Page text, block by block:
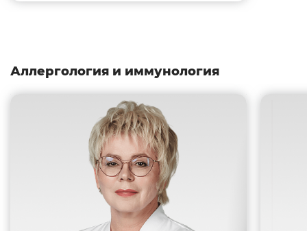
Аллергология и иммунология